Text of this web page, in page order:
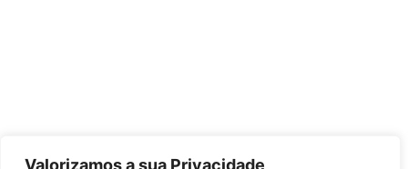
Valorizamos a sua Privacidade